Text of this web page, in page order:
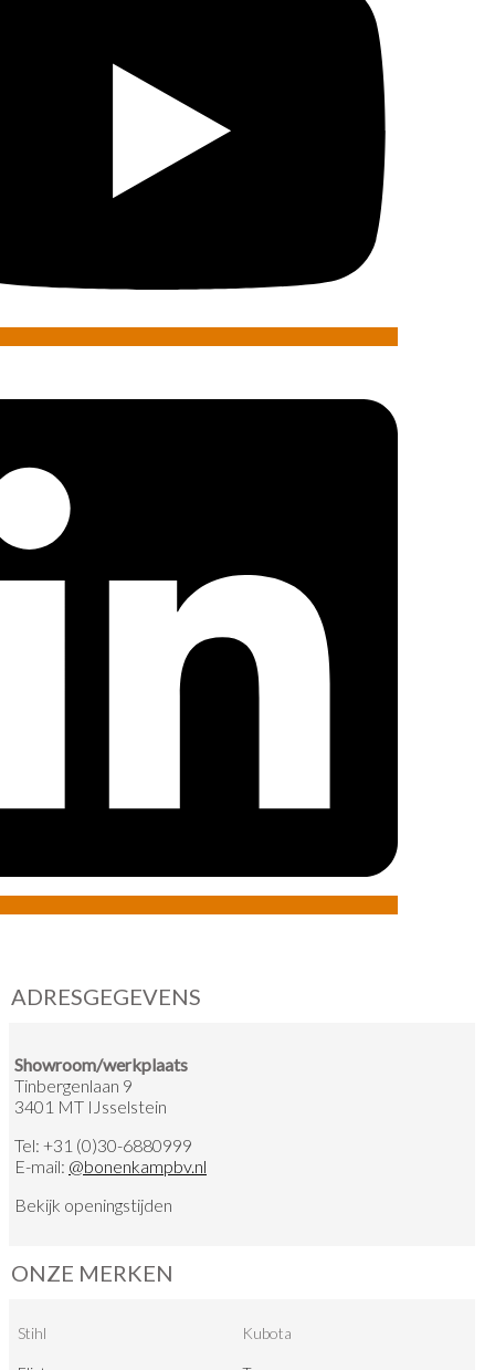
ADRESGEGEVENS
Showroom/werkplaats
Tinbergenlaan 9
3401 MT IJsselstein
Tel: +31 (0)30-6880999
E-mail: @bonenkampbv.nl
Bekijk openingstijden
ONZE MERKEN
Stihl Kubota